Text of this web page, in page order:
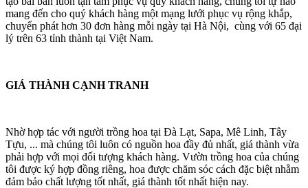
mang đến cho quý khách hàng một mạng lưới phục vụ rộng khắp,
chuyển phát hơn 30 đơn hàng mỗi ngày tại Hà Nội, cùng với 65 đại
lý trên 63 tỉnh thành tại Việt Nam.
GIÁ THÀNH CẠNH TRANH
Nhờ hợp tác với người trồng hoa tại Đà Lạt, Sapa, Mê Linh, Tây
Tựu, ... mà chúng tôi luôn có nguồn hoa đầy đủ nhất, giá thành vừa
phải hợp với mọi đối tượng khách hàng. Vườn trồng hoa của chúng
tôi được ký hợp đồng riêng, hoa được chăm sóc cách đặc biệt nhằm
đảm bảo chất lượng tốt nhất, giá thành tốt nhất hiện nay.